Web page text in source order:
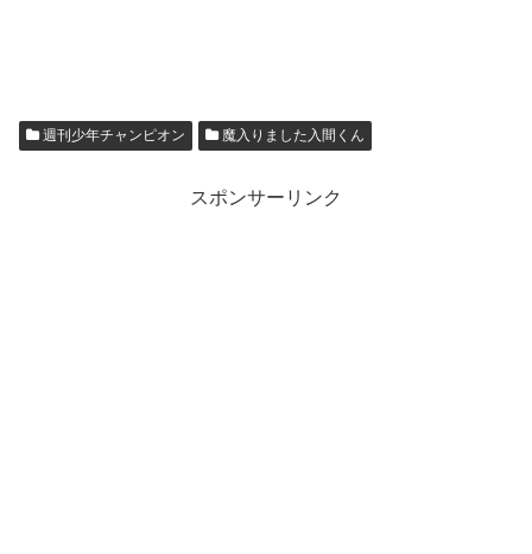
週刊少年チャンピオン 魔入りました入間くん
スポンサーリンク